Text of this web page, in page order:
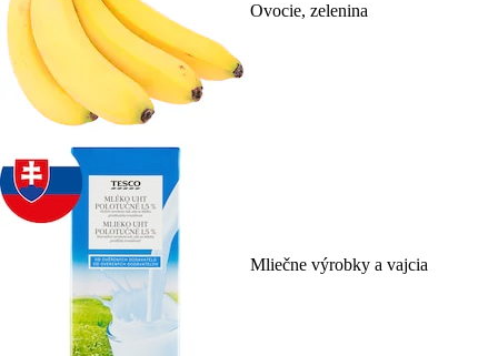
Ovocie, zelenina
Mliečne výrobky a vajcia